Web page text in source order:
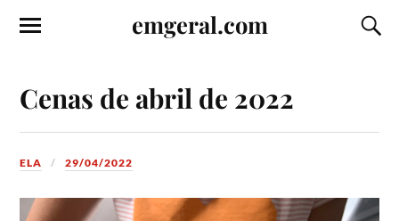
emgeral.com
Cenas de abril de 2022
ELA 29/04/2022